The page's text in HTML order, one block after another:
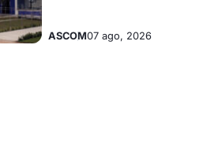
ASCOM07 ago, 2026